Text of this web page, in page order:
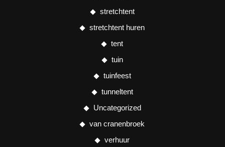
stretchtent
stretchtent huren
tent
tuin
tuinfeest
tunneltent
Uncategorized
van cranenbroek
verhuur